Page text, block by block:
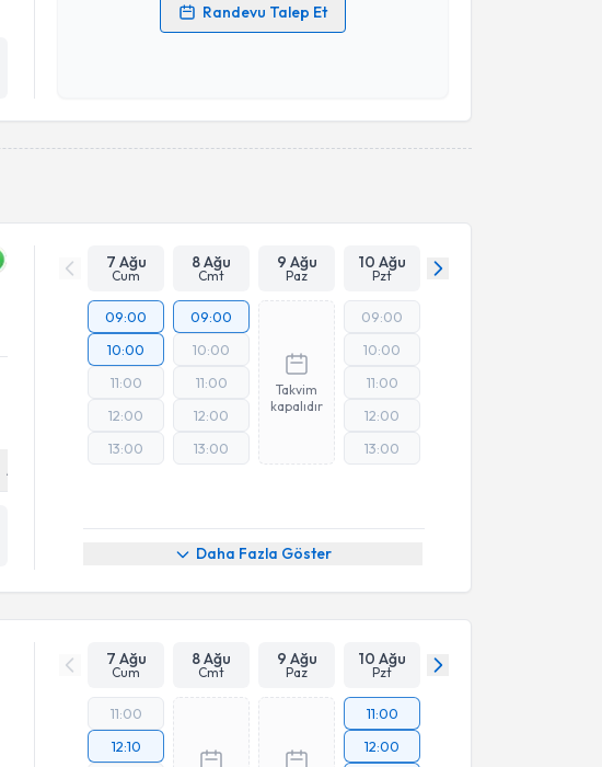
Randevu Talep Et
Kişisel verilerimin işlenmesine ilişkinAydınlatma Metni
Takvim Talebini Gönder
Adres Online Görüşme
7 Ağu
Cum
8 Ağu
Cmt
9 Ağu
Paz
10 Ağu
Pzt
09:00
10:00
11:00
12:00
13:00
09:00
10:00
11:00
12:00
13:00
Takvim
kapalıdır
09:00
10:00
11:00
12:00
13:00
Daha Fazla Göster
7 Ağu
Cum
8 Ağu
Cmt
9 Ağu
Paz
10 Ağu
Pzt
11:00
12:10
11:00
12:00